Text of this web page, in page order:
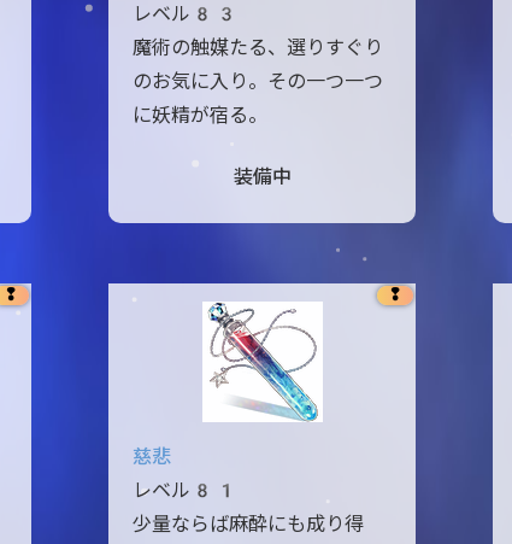
レベル83
魔術の触媒たる、選りすぐり
のお気に入り。その一つ一つ
に妖精が宿る。
装備中
❢ ❢
慈悲
レベル81
少量ならば麻酔にも成り得